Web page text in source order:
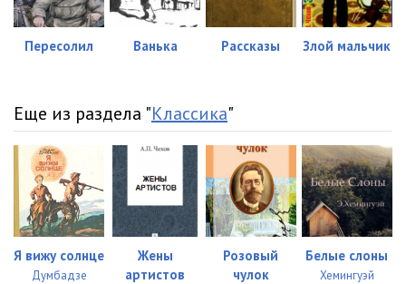
Пересолил Ванька Рассказы Злой мальчик
Еще из раздела "Классика"
Я вижу солнце
Думбадзе
Жены
артистов
Розовый
чулок
Белые слоны
Хемингуэй